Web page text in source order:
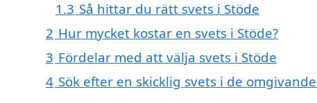
1.3 Så hittar du rätt svets i Stöde
2 Hur mycket kostar en svets i Stöde?
3 Fördelar med att välja svets i Stöde
4 Sök efter en skicklig svets i de